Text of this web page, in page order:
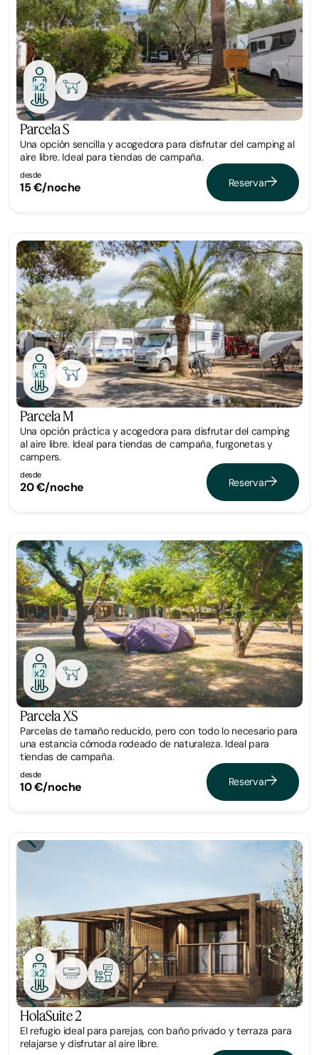
x2
Parcela S
Una opción sencilla y acogedora para disfrutar del camping al
aire libre. Ideal para tiendas de campaña.
desde
15 €/noche Reservar
Parcela
x5
Parcela M
Una opción práctica y acogedora para disfrutar del camping
al aire libre. Ideal para tiendas de campaña, furgonetas y
campers.
desde
20 €/noche Reservar
Parcela
x2
Parcela XS
Parcelas de tamaño reducido, pero con todo lo necesario para
una estancia cómoda rodeado de naturaleza. Ideal para
tiendas de campaña.
desde
10 €/noche Reservar
Tiny
x2
HolaSuite 2
El refugio ideal para parejas, con baño privado y terraza para
relajarse y disfrutar al aire libre.